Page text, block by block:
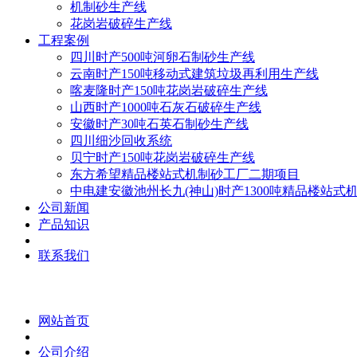
机制砂生产线
花岗岩破碎生产线
工程案例
四川时产500吨河卵石制砂生产线
云南时产150吨移动式建筑垃圾再利用生产线
喀麦隆时产150吨花岗岩破碎生产线
山西时产1000吨石灰石破碎生产线
安徽时产30吨石英石制砂生产线
四川细沙回收系统
贝宁时产150吨花岗岩破碎生产线
东方希望精品楼站式机制砂工厂二期项目
中电建安徽池州长九(神山)时产1300吨精品楼站式
公司新闻
产品知识
联系我们
网站首页
公司介绍